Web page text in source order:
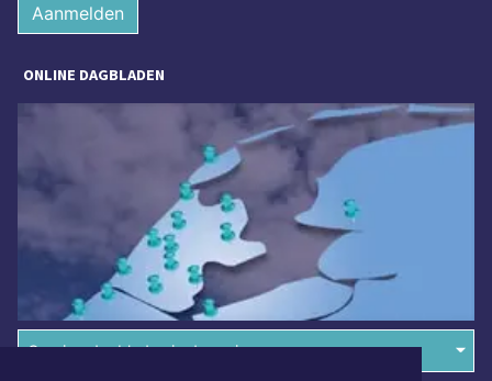
Aanmelden
ONLINE DAGBLADEN
Overige dagbladen in de regio